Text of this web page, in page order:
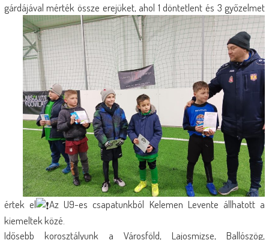
gárdájával mérték össze erejüket, ahol 1 döntetlent és 3 győzelmet
értek el
Az U9-es csapatunkból Kelemen Levente állhatott a
kiemeltek közé.
Idősebb korosztályunk a Városföld, Lajosmizse, Ballószög,